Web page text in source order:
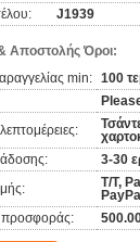
J1939
Αποστολής Όροι:
min: 100
3-30
T/T,
προσφοράς: